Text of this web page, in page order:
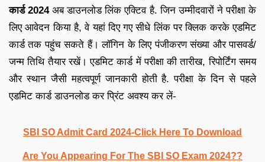
कार्ड 2024अब डाउनलोड लिंक एक्टिव है. जिन उम्मीदवारों ने परीक्षा के
लिए आवेदन किया है, वे यहां दिए गए सीधे लिंक पर क्लिक करके एडमिट
कार्ड तक पहुंच सकते हैं। लॉगिन के लिए पंजीकरण संख्या और पासवर्ड/
जन्म तिथि तैयार रखें। एडमिट कार्ड में परीक्षा की तारीख, रिपोर्टिंग समय
और स्थान जैसी महत्वपूर्ण जानकारी होती है. परीक्षा के दिन से पहले
एडमिट कार्ड डाउनलोड कर प्रिंट अवश्य कर लें-
SBI SO Admit Card 2024-Click Here To Download
Are You Appearing For The SBI SO Exam 2024??